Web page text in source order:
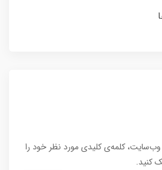
کلمه‌ی کلیدی مورد نظر خود را
کنید.